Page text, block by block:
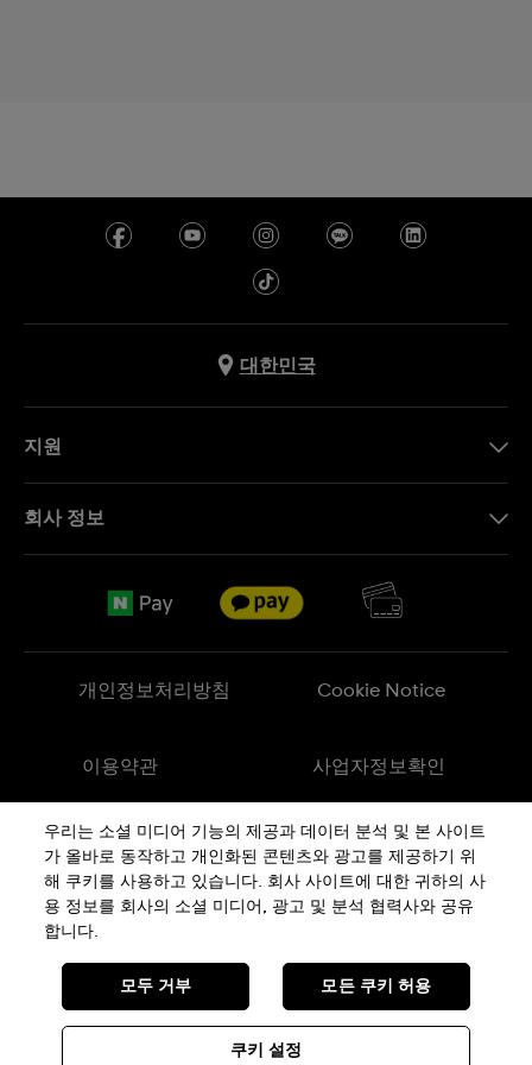
대한민국
지원
반품 정책
회사 정보
Sitemap
개인정보처리방침 Cookie Notice
이용약관 사업자정보확인
메이드 인 스위스
상호 : 스와치그룹코리아(주) | 대표 : STEPHEN DAMON DE LUCCHI
사업자등록번호: 220-81-01107
주소 : 서울특별시 서대문구
호스팅서비스사업자: www.akamai.com
개인정보관리책임자 : 유희용
© SWATCH AG 2026, ALL RIGHTS RESERVED: SWISS WATCHES
우리는 소셜 미디어 기능의 제공과 데이터 분석 및 본 사이트
가 올바로 동작하고 개인화된 콘텐츠와 광고를 제공하기 위
해 쿠키를 사용하고 있습니다. 회사 사이트에 대한 귀하의 사
용 정보를 회사의 소셜 미디어, 광고 및 분석 협력사와 공유
합니다.
쿠키 설정
모두 거부 모든 쿠키 허용